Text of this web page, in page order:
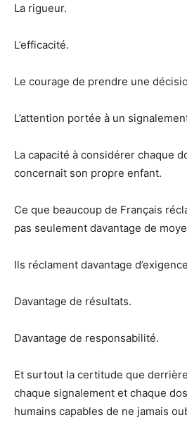
La rigueur.
L’efficacité.
Le courage de prendre une
L’attention portée à un
La capacité à considérer chaque
concernait son propre enfant.
Ce que beaucoup de Français
pas seulement davantage de
Ils réclament davantage
Davantage de résultats.
Davantage de responsabilité.
Et surtout la certitude que
chaque signalement et chaque
humains capables de ne jamais